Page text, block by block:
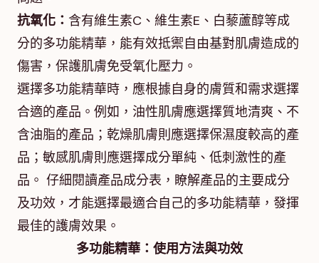
抗氧化： 含有維生素C、維生素E、白藜蘆醇等成
分的多功能精華，能有效抵禦自由基對肌膚造成的
傷害，保護肌膚免受氧化壓力。
選擇多功能精華時，應根據自身的膚質和需求選擇
合適的產品。例如，油性肌膚應選擇質地清爽、不
含油脂的產品；乾燥肌膚則應選擇保濕度較高的產
品；敏感肌膚則應選擇成分單純、低刺激性的產
品。 仔細閱讀產品成分表，瞭解產品的主要成分
及功效，才能選擇最適合自己的多功能精華，發揮
最佳的護膚效果。
多功能精華：使用方法與功效